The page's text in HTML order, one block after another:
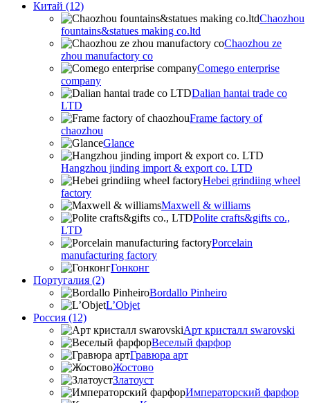
Китай (12)
Chaozhou
fountains&statues making co.ltd
Chaozhou ze
zhou manufactory co
Comego enterprise
company
Dalian hantai trade co
LTD
Frame factory of
chaozhou
Glance
Hangzhou jinding import & export co. LTD
Hebei grindiing wheel
factory
Maxwell & williams
Polite crafts&gifts co.,
LTD
Porcelain
manufacturing factory
Гонконг
Португалия (2)
Bordallo Pinheiro
L’Objet
Россия (12)
Арт кристалл swarovski
Веселый фарфор
Гравюра арт
Жостово
Златоуст
Императорский фарфор